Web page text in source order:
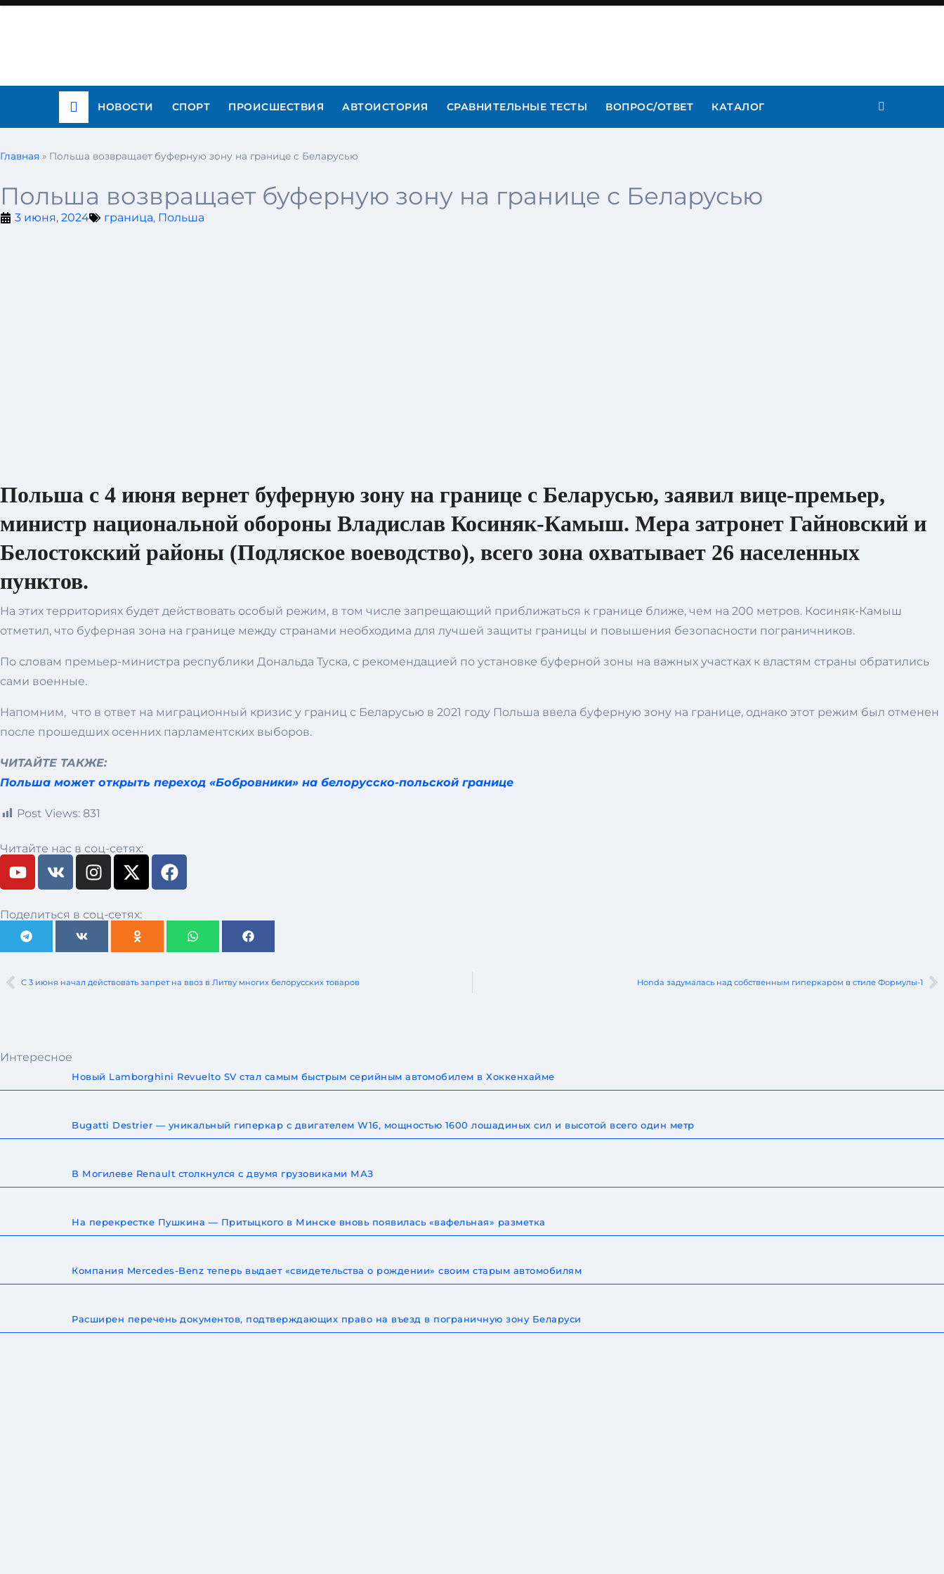
НОВОСТИ СПОРТ ПРОИСШЕСТВИЯ АВТОИСТОРИЯ СРАВНИТЕЛЬНЫЕ ТЕСТЫ ВОПРОС/ОТВЕТ КАТАЛОГ
Главная » Польша возвращает буферную зону на границе с Беларусью
Польша возвращает буферную зону на границе с Беларусью
3 июня, 2024 граница, Польша
Польша с 4 июня вернет буферную зону на границе с Беларусью, заявил вице-премьер,
министр национальной обороны Владислав Косиняк-Камыш. Мера затронет Гайновский и
Белостокский районы (Подляское воеводство), всего зона охватывает 26 населенных
пунктов.
На этих территориях будет действовать особый режим, в том числе запрещающий приближаться к границе ближе, чем на 200 метров. Косиняк-Камыш
отметил, что буферная зона на границе между странами необходима для лучшей защиты границы и повышения безопасности пограничников.
По словам премьер-министра республики Дональда Туска, с рекомендацией по установке буферной зоны на важных участках к властям страны обратились
сами военные.
Напомним, что в ответ на миграционный кризис у границ с Беларусью в 2021 году Польша ввела буферную зону на границе, однако этот режим был отменен
после прошедших осенних парламентских выборов.
ЧИТАЙТЕ ТАКЖЕ:
Польша может открыть переход «Бобровники» на белорусско-польской границе
Post Views: 831
Читайте нас в соц-сетях:
Поделиться в соц-сетях:
C 3 июня начал действовать запрет на ввоз в Литву многих белорусских товаров Honda задумалась над собственным гиперкаром в стиле Формулы-1
Интересное
Новый Lamborghini Revuelto SV стал самым быстрым серийным автомобилем в Хоккенхайме
Bugatti Destrier — уникальный гиперкар с двигателем W16, мощностью 1600 лошадиных сил и высотой всего один метр
В Могилеве Renault столкнулся с двумя грузовиками МАЗ
На перекрестке Пушкина — Притыцкого в Минске вновь появилась «вафельная» разметка
Компания Mercedes-Benz теперь выдает «свидетельства о рождении» своим старым автомобилям
Расширен перечень документов, подтверждающих право на въезд в пограничную зону Беларуси